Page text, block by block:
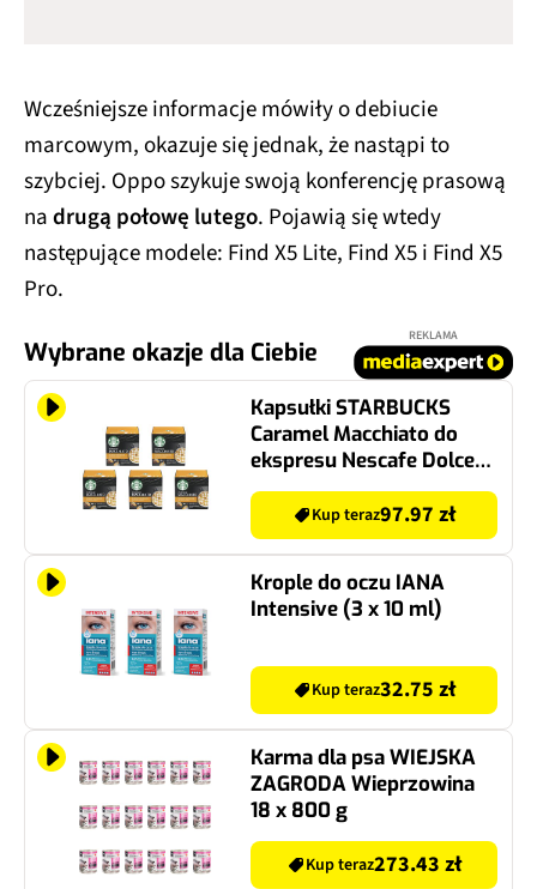
Wcześniejsze informacje mówiły o debiucie
marcowym, okazuje się jednak, że nastąpi to
szybciej. Oppo szykuje swoją konferencję prasową
nadrugą połowę lutego. Pojawią się wtedy
następujące modele: Find X5 Lite, Find X5 i Find X5
Pro.
Wybrane okazje dla Ciebie
REKLAMA
Kapsułki STARBUCKS
Caramel Macchiato do
ekspresu Nescafe Dolce
Gusto (60 szt.)
Kup teraz97.97 zł
Krople do oczu IANA
Intensive (3 x 10 ml)
Kup teraz32.75 zł
Karma dla psa WIEJSKA
ZAGRODA Wieprzowina
18 x 800 g
Kup teraz273.43 zł